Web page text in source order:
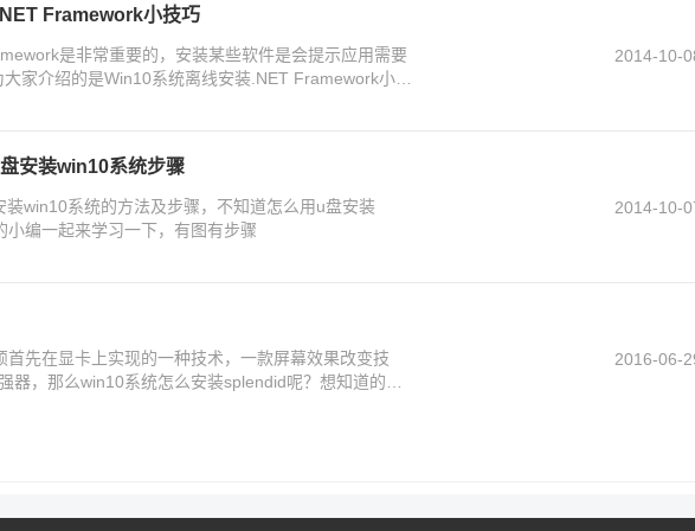
Framework小技巧
是非常重要的，安装某些软件是会提示应用需要
家介绍的是Win10系统离线安装.NET Framework小技
2014-10-
安装win10系统步骤
win10系统的方法及步骤，不知道怎么用u盘安装
编一起来学习一下，有图有步骤
2014-10-
先在显卡上实现的一种技术，一款屏幕效果改变技
器，那么win10系统怎么安装splendid呢？想知道的朋
2016-06-